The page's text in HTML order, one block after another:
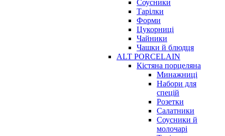
Соусники
Тарілки
Форми
Цукорниці
Чайники
Чашки й блюдця
ALT PORCELAIN
Кістяна порцеляна
Минажниці
Набори для
спецій
Розетки
Салатники
Соусники й
молочарі